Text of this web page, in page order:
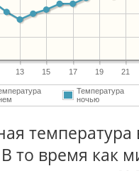
13 15 17 19 21
Температура
ночью
температура
В то время как